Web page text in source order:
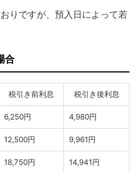
りですが、預入日によって若
合
税引き前利息 税引き後利息
6,250円 4,980円
12,500円 9,961円
18,750円 14,941円